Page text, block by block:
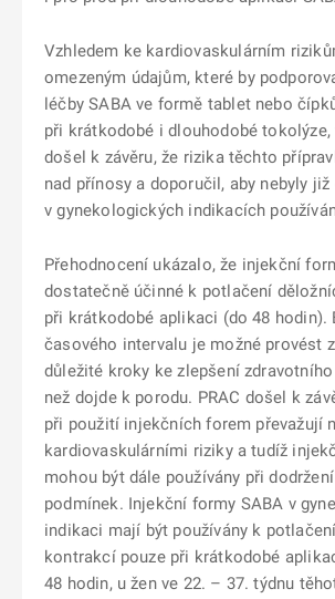
Vzhledem ke kardiovaskulárním
omezeným údajům, které by
léčby SABA ve formě tablet nebo
při krátkodobé i dlouhodobé tokolýze,
došel k závěru, že rizika těchto
nad přínosy a doporučil, aby nebyly již
v gynekologických indikacích
Přehodnocení ukázalo, že injekční
dostatečně účinné k potlačení
při krátkodobé aplikaci (do 48 hodin).
časového intervalu je možné provést
důležité kroky ke zlepšení
než dojde k porodu. PRAC došel k
při použití injekčních forem převažují
kardiovaskulárními riziky a tudíž
mohou být dále používány při
podmínek. Injekční formy SABA v
indikaci mají být používány k
kontrakcí pouze při krátkodobé
48 hodin, u žen ve 22. – 37. týdnu